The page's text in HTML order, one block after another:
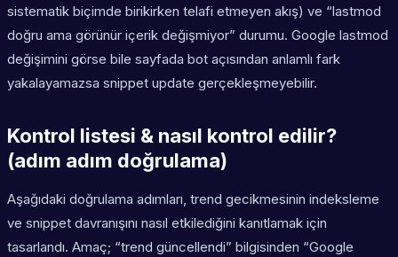
sistematik biçimde birikirken telafi etmeyen akış) ve “lastmod
doğru ama görünür içerik değişmiyor” durumu. Google lastmod
değişimini görse bile sayfada bot açısından anlamlı fark
yakalayamazsa snippet update gerçekleşmeyebilir.
Kontrol listesi & nasıl kontrol edilir?
(adım adım doğrulama)
Aşağıdaki doğrulama adımları, trend gecikmesinin indeksleme
ve snippet davranışını nasıl etkilediğini kanıtlamak için
tasarlandı. Amaç; “trend güncellendi” bilgisinden “Google